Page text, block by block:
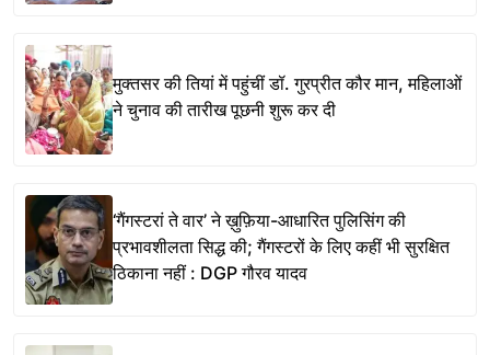
मुक्तसर की तियां में पहुंचीं डॉ. गुरप्रीत कौर मान, महिलाओं
ने चुनाव की तारीख पूछनी शुरू कर दी
‘गैंगस्टरां ते वार’ ने ख़ुफ़िया-आधारित पुलिसिंग की
प्रभावशीलता सिद्ध की; गैंगस्टरों के लिए कहीं भी सुरक्षित
ठिकाना नहीं : DGP गौरव यादव